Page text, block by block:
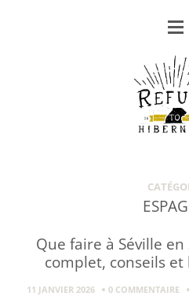
Que faire à Séville
complet, conseils
11 JANVIER 2026 0 COMMENTAIRE